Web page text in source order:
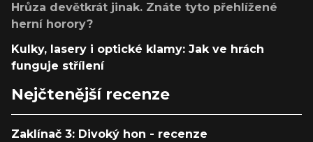
Hrůza devětkrát jinak. Znáte tyto přehlížené
herní horory?
Kulky, lasery i optické klamy: Jak ve hrách
funguje střílení
Nejčtenější recenze
Zaklínač 3: Divoký hon - recenze